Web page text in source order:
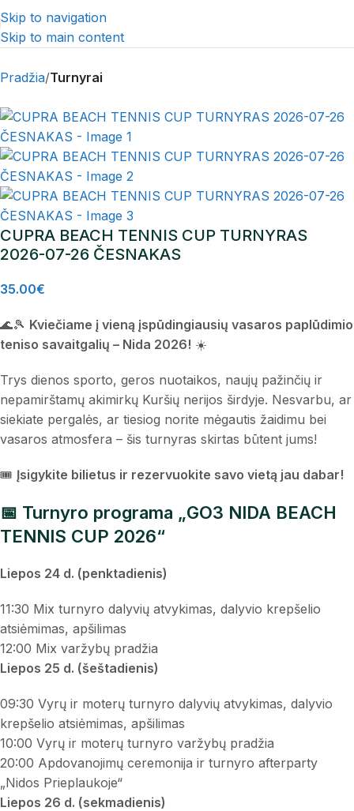
Skip to navigation
Skip to main content
Pradžia Turnyrai
CUPRA BEACH TENNIS CUP TURNYRAS
2026-07-26 ČESNAKAS
35.00€
🌊🎾 Kviečiame į vieną įspūdingiausių vasaros paplūdimio
teniso savaitgalių – Nida 2026! ☀️
Trys dienos sporto, geros nuotaikos, naujų pažinčių ir
nepamirštamų akimirkų Kuršių nerijos širdyje. Nesvarbu, ar
siekiate pergalės, ar tiesiog norite mėgautis žaidimu bei
vasaros atmosfera – šis turnyras skirtas būtent jums!
🎟️ Įsigykite bilietus ir rezervuokite savo vietą jau dabar!
📅 Turnyro programa „GO3 NIDA BEACH
TENNIS CUP 2026“
Liepos 24 d. (penktadienis)
11:30 Mix turnyro dalyvių atvykimas, dalyvio krepšelio
atsiėmimas, apšilimas
12:00 Mix varžybų pradžia
Liepos 25 d. (šeštadienis)
09:30 Vyrų ir moterų turnyro dalyvių atvykimas, dalyvio
krepšelio atsiėmimas, apšilimas
10:00 Vyrų ir moterų turnyro varžybų pradžia
20:00 Apdovanojimų ceremonija ir turnyro afterparty
„Nidos Prieplaukoje“
Liepos 26 d. (sekmadienis)